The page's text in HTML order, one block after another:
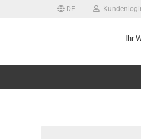
DE
Ihr